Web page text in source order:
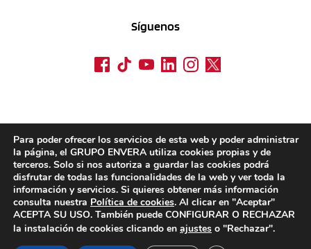
Síguenos
Para poder ofrecer los servicios de esta web y poder administrar
la página, el GRUPO ENVERA utiliza cookies propias y de
terceros. Solo si nos autoriza a guardar las cookies podrá
disfrutar de todas las funcionalidades de la web y ver toda la
información y servicios. Si quieres obtener más información
consulta nuestra Política de cookies. Al clicar en "Aceptar"
ACEPTA SU USO. También puede CONFIGURAR O RECHAZAR
la instalación de cookies clicando en ajustes o "Rechazar".